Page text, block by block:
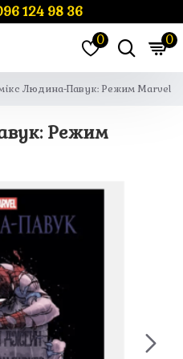
124 98 36
0 0
Людина-Павук: Режим Marvel
Режим